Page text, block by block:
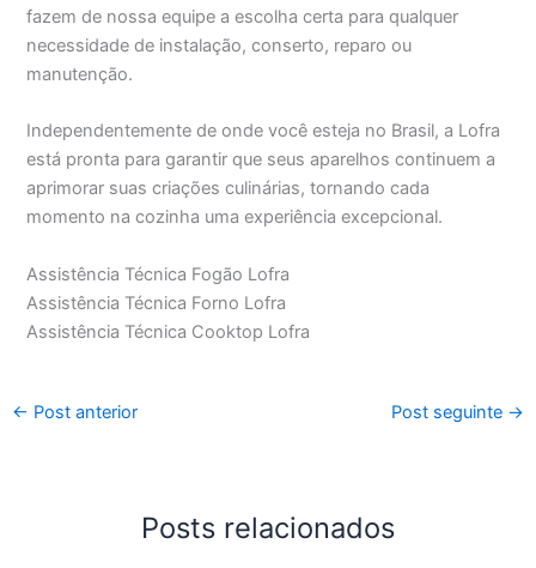
fazem de nossa equipe a escolha certa para qualquer
necessidade de instalação, conserto, reparo ou
manutenção.
Independentemente de onde você esteja no Brasil, a Lofra
está pronta para garantir que seus aparelhos continuem a
aprimorar suas criações culinárias, tornando cada
momento na cozinha uma experiência excepcional.
Assistência Técnica Fogão Lofra
Assistência Técnica Forno Lofra
Assistência Técnica Cooktop Lofra
← Post anterior Post seguinte →
Posts relacionados